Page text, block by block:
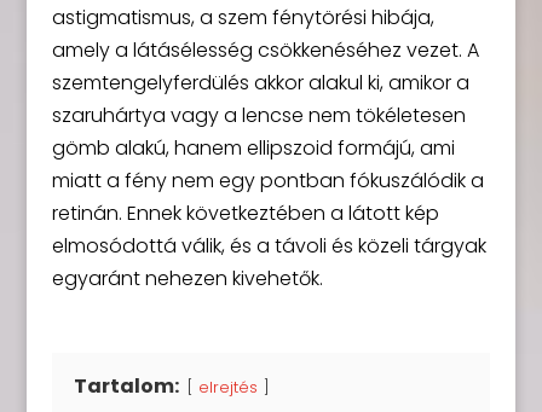
astigmatismus, a szem fénytörési hibája,
amely a látásélesség csökkenéséhez vezet. A
szemtengelyferdülés akkor alakul ki, amikor a
szaruhártya vagy a lencse nem tökéletesen
gömb alakú, hanem ellipszoid formájú, ami
miatt a fény nem egy pontban fókuszálódik a
retinán. Ennek következtében a látott kép
elmosódottá válik, és a távoli és közeli tárgyak
egyaránt nehezen kivehetők.
Tartalom: elrejtés